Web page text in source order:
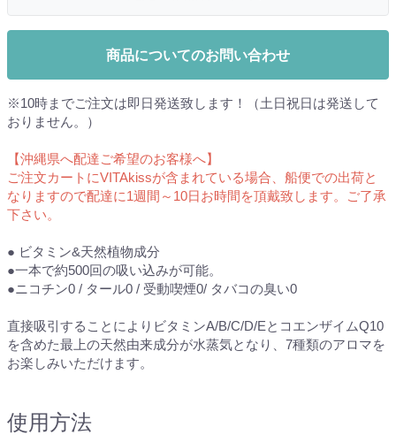
商品についてのお問い合わせ
※10時までご注文は即日発送致します！（土日祝日は発送して
おりません。）
【沖縄県へ配達ご希望のお客様へ】
ご注文カートにVITAkissが含まれている場合、船便での出荷と
なりますので配達に1週間～10日お時間を頂戴致します。ご了承
下さい。
● ビタミン&天然植物成分
●一本で約500回の吸い込みが可能。
●ニコチン0 / タール0 / 受動喫煙0/ タバコの臭い0
直接吸引することによりビタミンA/B/C/D/EとコエンザイムQ10
を含めた最上の天然由来成分が水蒸気となり、7種類のアロマを
お楽しみいただけます。
使用方法